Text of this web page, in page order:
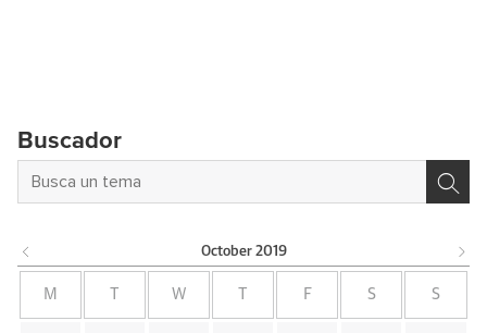
Buscador
October 2019
M W F S S